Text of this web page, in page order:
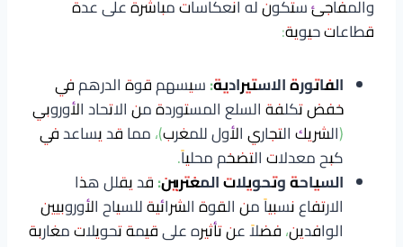
والمفاجئ ستكون له انعكاسات مباشرة على عدة
قطاعات حيوية:
الفاتورة الاستيرادية:سيسهم قوة الدرهم في
خفض تكلفة السلع المستوردة من الاتحاد الأوروبي
(الشريك التجاري الأول للمغرب)، مما قد يساعد في
كبح معدلات التضخم محلياً.
السياحة وتحويلات المغتربين:قد يقلل هذا
الارتفاع نسبياً من القوة الشرائية للسياح الأوروبيين
الوافدين، فضلاً عن تأثيره على قيمة تحويلات مغاربة